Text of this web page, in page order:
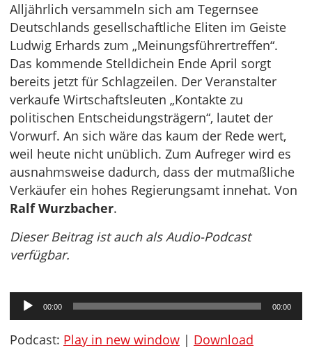
Alljährlich versammeln sich am Tegernsee
Deutschlands gesellschaftliche Eliten im Geiste
Ludwig Erhards zum „Meinungsführertreffen“.
Das kommende Stelldichein Ende April sorgt
bereits jetzt für Schlagzeilen. Der Veranstalter
verkaufe Wirtschaftsleuten „Kontakte zu
politischen Entscheidungsträgern“, lautet der
Vorwurf. An sich wäre das kaum der Rede wert,
weil heute nicht unüblich. Zum Aufreger wird es
ausnahmsweise dadurch, dass der mutmaßliche
Verkäufer ein hohes Regierungsamt innehat. Von
Ralf Wurzbacher.
Dieser Beitrag ist auch als Audio-Podcast
verfügbar.
Audio-
Player
00:00 00:00
Podcast: Play in new window | Download